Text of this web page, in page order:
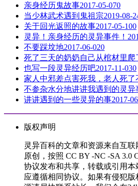
亲身经历鬼故事2017-05-070
当少林武术遇到鬼祖宗2019-08-
关于回光返照的故事2017-05-100
灵异！亲身经历的灵异事件！
不要踩坟地2017-06-020
死了三天的奶奶自己从棺材里爬
也写一段灵异经历吧2017-11-030
家人中邪差点害死我，老人死
不参杂水分地讲讲我遇到的灵异
讲讲遇到的一些灵异的事2017-
版权声明
灵异百科的文章和资源来自互联
原创，按照 CC BY -NC -SA 3.0
协议发布和共享，转载或引用本
应遵循相同协议。如果有侵犯版